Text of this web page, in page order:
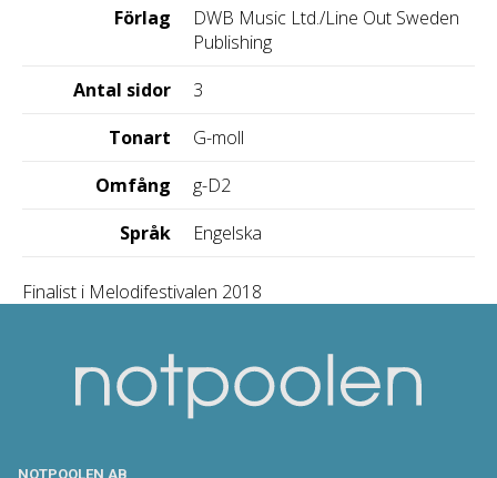
Förlag
DWB Music Ltd./Line Out Sweden
Publishing
Antal sidor
3
Tonart
G-moll
Omfång
g-D2
Språk
Engelska
Finalist i Melodifestivalen 2018
NOTPOOLEN AB